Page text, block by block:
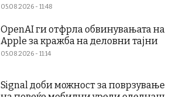
05.08.2026 - 11:48
OpenAI ги отфрла обвинувањата на
Apple за кражба на деловни тајни
05.08.2026 - 11:14
Signal доби можност за поврзување